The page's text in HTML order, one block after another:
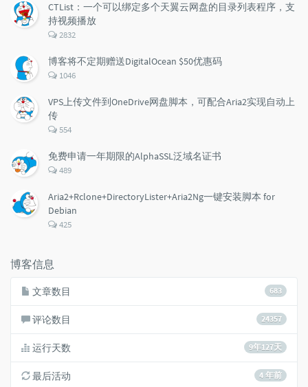
CTList：一个可以绑定多个天翼云网盘的目录列表程序，支
持视频播放
评
数：
2832
博客将不定期赠送DigitalOcean $50优惠码
评
数：
1046
VPS上传文件到OneDrive网盘脚本，可配合Aria2实现自动上
传
评
数：
554
免费申请一年期限的AlphaSSL泛域名证书
评
数：
489
Aria2+Rclone+DirectoryLister+Aria2Ng一键安装脚本 for
Debian
评
425
博客信息
683
文章数目
24357
评论数目
9年127天
运行天数
4 年前
最后活动